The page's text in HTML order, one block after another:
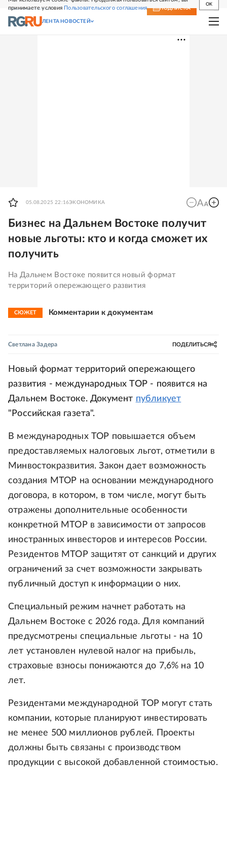
принимаете условия Пользовательского соглашения
OK
СВЕЖИЙ НОМЕР ПОДПИСКА
ЛЕНТА НОВОСТЕЙ
05.08.2025 22:16ЭКОНОМИКА
Бизнес на Дальнем Востоке получит
новые льготы: кто и когда сможет их
получить
На Дальнем Востоке появится новый формат
территорий опережающего развития
СЮЖЕТ Комментарии к документам
Светлана Задера ПОДЕЛИТЬСЯ
Новый формат территорий опережающего
развития - международных ТОР - появится на
Дальнем Востоке. Документ публикует
"Российская газета".
В международных ТОР повышается объем
предоставляемых налоговых льгот, отметили в
Минвостокразвития. Закон дает возможность
создания МТОР на основании международного
договора, в котором, в том числе, могут быть
отражены дополнительные особенности
конкретной МТОР в зависимости от запросов
иностранных инвесторов и интересов России.
Резидентов МТОР защитят от санкций и других
ограничений за счет возможности закрывать
публичный доступ к информации о них.
Специальный режим начнет работать на
Дальнем Востоке с 2026 года. Для компаний
предусмотрены специальные льготы - на 10
лет установлен нулевой налог на прибыль,
страховые взносы понижаются до 7,6% на 10
лет.
Резидентами международной ТОР могут стать
компании, которые планируют инвестировать
не менее 500 миллионов рублей. Проекты
должны быть связаны с производством
продукции с высокой добавленной стоимостью.